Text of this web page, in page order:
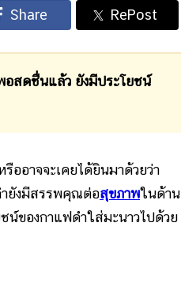
สดชื่นแล้ว ยังมีประโยชน์
ออาจจะเคยได้ยินมาด้วยว่า
ำยังมีสรรพคุณต่อสุขภาพในด้าน
ของกาแฟดำใส่มะนาวไปด้วย